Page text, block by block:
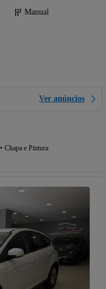
Manual
Ver anúncios
Chapa e Pintura